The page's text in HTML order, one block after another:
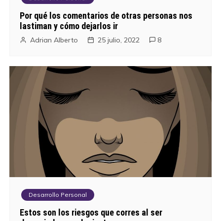
e
a
Por qué los comentarios de otras personas nos
lastiman y cómo dejarlos ir
Adrian Alberto 25 julio, 2022 8
Desarrollo Personal
Estos son los riesgos que corres al ser